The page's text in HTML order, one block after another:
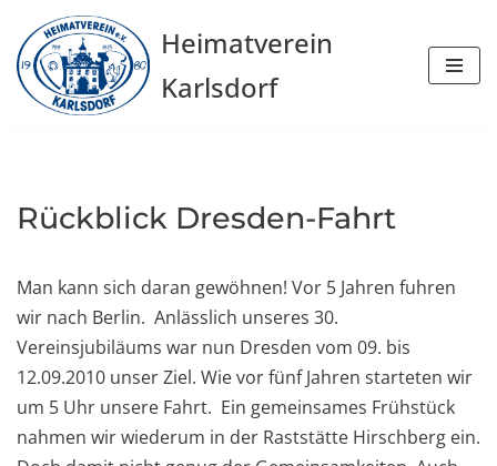
Zum
Inhalt
springen
Heimatverein
Karlsdorf
Rückblick Dresden-Fahrt
Man kann sich daran gewöhnen! Vor 5 Jahren fuhren
wir nach Berlin. Anlässlich unseres 30.
Vereinsjubiläums war nun Dresden vom 09. bis
12.09.2010 unser Ziel. Wie vor fünf Jahren starteten wir
um 5 Uhr unsere Fahrt. Ein gemeinsames Frühstück
nahmen wir wiederum in der Raststätte Hirschberg ein.